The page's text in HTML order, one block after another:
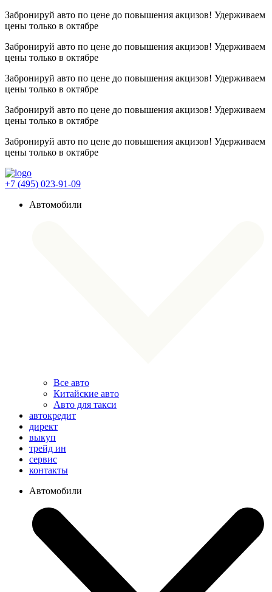
Забронируй авто по цене до повышения акцизов! Удерживаем
цены только в октябре
Забронируй авто по цене до повышения акцизов! Удерживаем
цены только в октябре
Забронируй авто по цене до повышения акцизов! Удерживаем
цены только в октябре
Забронируй авто по цене до повышения акцизов! Удерживаем
цены только в октябре
Забронируй авто по цене до повышения акцизов! Удерживаем
цены только в октябре
+7 (495) 023-91-09
Автомобили
Все авто
Китайские авто
Авто для такси
автокредит
директ
выкуп
трейд ин
сервис
контакты
Автомобили